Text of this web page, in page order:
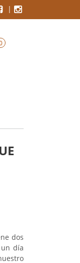
dos
día